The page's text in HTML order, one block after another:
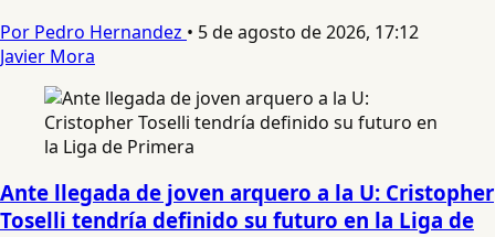
Por Pedro Hernandez • 5 de agosto de 2026, 17:12
Javier Mora
Ante llegada de joven arquero a la U: Cristopher
Toselli tendría definido su futuro en la Liga de